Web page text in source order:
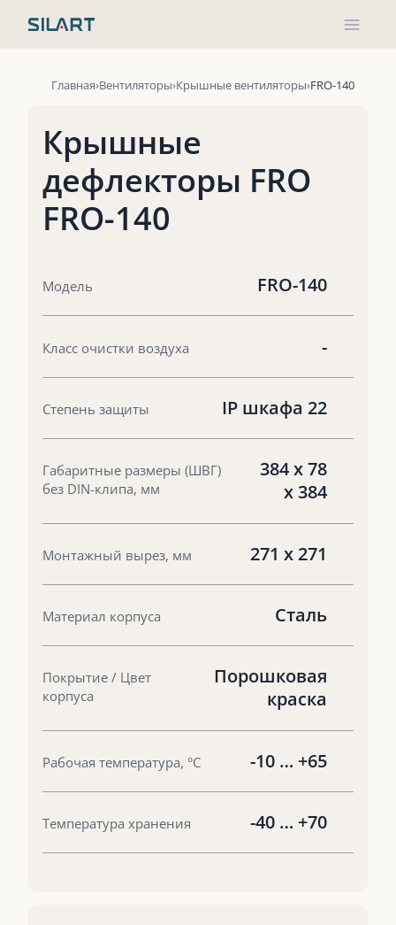
Главная Вентиляторы Крышные вентиляторы FRO-140
Крышные
дефлекторы FRO
FRO-140
Модель FRO-140
Класс очистки воздуха -
Степень защиты IP шкафа 22
Габаритные размеры (ШВГ)
без DIN-клипа, мм
384 x 78
x 384
Монтажный вырез, мм 271 х 271
Материал корпуса Сталь
Покрытие / Цвет
корпуса
Порошковая
краска
Рабочая температура, °С -10 … +65
Температура хранения -40 … +70